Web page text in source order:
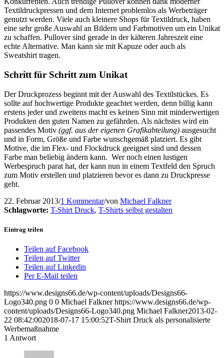
Textildruckpressen und dem Internet problemlos als Werbeträger
genutzt werden. Viele auch kleinere Shops für Textildruck, haben
eine sehr große Auswahl an Bildern und Farbmotiven um ein Unikat
zu schaffen. Pullover sind gerade in der kälteren Jahreszeit eine
echte Alternative. Man kann sie mit Kapuze oder auch als
Sweatshirt tragen.
Schritt für Schritt zum Unikat
Der Druckprozess beginnt mit der Auswahl des Textilstückes. Es
sollte auf hochwertige Produkte geachtet werden, denn billig kann
erstens jeder und zweitens macht es keinen Sinn mit minderwertigen
Produkten den guten Namen zu gefährden. Als nächstes wird ein
passendes Motiv (ggf. aus der eigenen Grafikabteilung) ausgesucht
und in Form, Größe und Farbe wunschgemäß platziert. Es gibt
Motive, die im Flex- und Flockdruck geeignet sind und dessen
Farbe man beliebig ändern kann. Wer noch einen lustigen
Werbespruch parat hat, der kann nun in einem Textfeld den Spruch
zum Motiv erstellen und platzieren bevor es dann zu Druckpresse
geht.
22. Februar 2013/1 Kommentar/von Michael Falkner
Schlagworte: T-Shirt Druck, T-Shirts selbst gestalten
Eintrag teilen
Teilen auf Facebook
Teilen auf Twitter
Teilen auf Linkedin
Per E-Mail teilen
https://www.designs66.de/wp-content/uploads/Designs66-
Logo340.png 0 0 Michael Falkner https://www.designs66.de/wp-
content/uploads/Designs66-Logo340.png Michael Falkner2013-02-
22 08:42:002018-07-17 15:00:52T-Shirt Druck als personalisierte
Werbemaßnahme
1 Antwort